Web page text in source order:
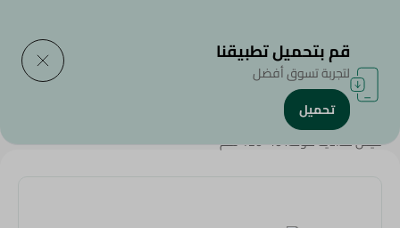
الرئيسية/الملابس والمفروشات
كيس خدادية موف، 40*120 سم
قم بتحميل تطبيقنا
لتجربة تسوق أفضل
تحميل